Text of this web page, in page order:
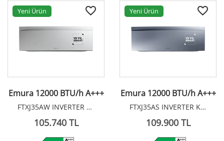
Yeni Ürün
Emura 12000 BTU/h A+++
FTXJ35AW INVERTER KLİMA R32
105.740 TL
Yeni Ürün
Emura 12000 BTU/h A+++
FTXJ35AS INVERTER KLİMA R32
109.900 TL